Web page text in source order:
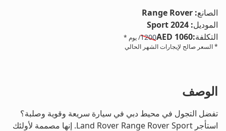
الصانع:
Range Rover
الموديل:
Sport 2024
التكلفة:
AED 1060
1200/ يوم *
* السعر صالح لإيجارات الشهر الحالي
الوصف
تفضل التجول في محيط دبي في سيارة سريعة وقوية وصلبة؟
استأجر Land Rover Range Rover Sport. إنها مصممة لأولئك